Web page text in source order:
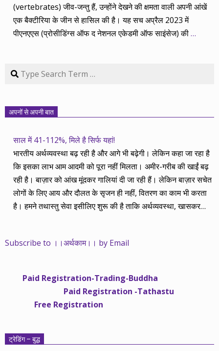
(vertebrates) जीव-जन्तु हैं, उन्होंने देखने की क्षमता वाली अपनी आंखें
एक बैक्टीरिया के जीन से हासिल की है। यह सच अप्रैल 2023 में
पीएनएएस (प्रोसीडिंग्स ऑफ द नेशनल एकेडमी ऑफ साइंसेज) की…
Search
अपनों से अपनी बात
साल में 41-112%, मिले है सिर्फ यहां!
भारतीय अर्थव्यवस्था बढ़ रही है और आगे भी बढ़ेगी। लेकिन कहा जा रहा है
कि इसका लाभ आम आदमी को पूरा नहीं मिलता। अमीर-गरीब की खाईं बढ़
रही है। बाज़ार को आंख मूंदकर गालियां दी जा रही हैं। लेकिन बाज़ार सचेत
लोगों के लिए आय और दौलत के सृजन ही नहीं, वितरण का काम भी करता
है। हमने तथास्तु सेवा इसीलिए शुरू की है ताकि अर्थव्यवस्था, खासकर
महंगाई की दर 10 प्रतिशत से ऊपर रहती है। वे भागकर जाते हैं सोने और
साढ़े चार सालों से अर्थकाम से जुड़े हैं, वे हमारी ईमानदारी और सत्यनिष्ठा से
भलीभांति वाकिफ हैं। शुरू में हम भी कच्चे थे तो बाज़ार के उस्तादों के जाल
में फंस गए। गलतियां कीं। लेकिन जैसे ही समझ में आया, खटाक से उनसे
मजबूत आधार और गहन रिसर्च के साथ। उसी का नतीजा है कि हमारी
Subscribe to ।।अर्थकाम।। by Email
Paid Registration-Trading-Buddha
Paid Registration -Tathastu
Free Registration
ट्रेडिंग – बुद्ध